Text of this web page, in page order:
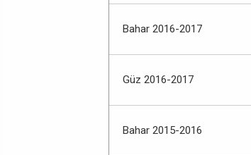
Bahar 2016-2017
Güz 2016-2017
Bahar 2015-2016